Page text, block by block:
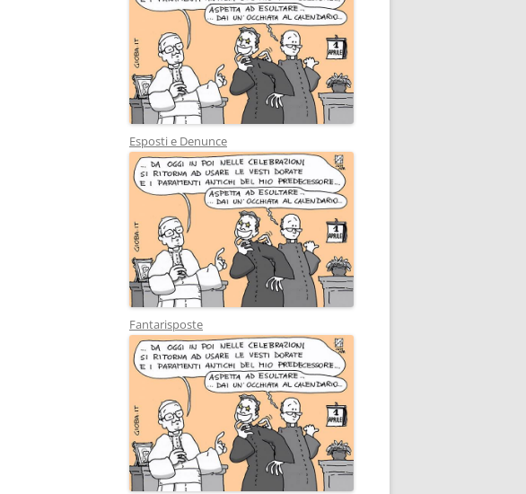
Esposti e Denunce
Fantarisposte